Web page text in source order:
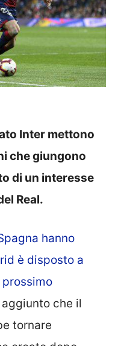
Inter mettono
che giungono
di un interesse
Real.
hanno
è disposto a
aggiunto che il
tornare